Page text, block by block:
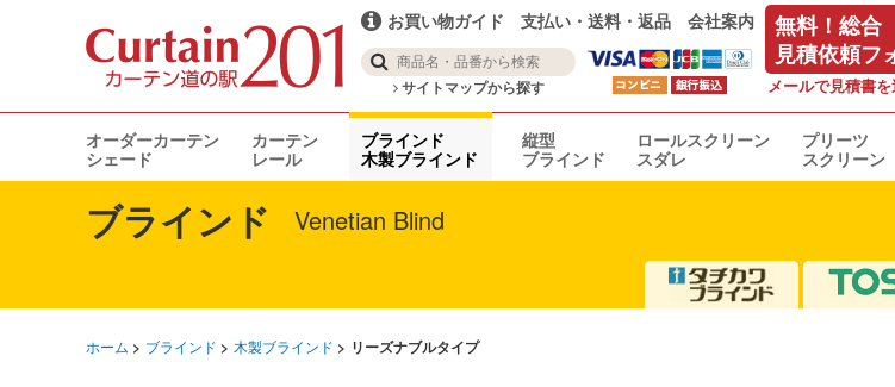
お買い物ガイド 支払い・送料・返品 会社案内
サイトマップから探す
無料！総合
見積依頼フ
メールで見積書を
オーダーカーテン
シェード
カーテン
レール
ブラインド
木製ブラインド
縦型
ブラインド
ロールスクリーン
スダレ
プリーツ
スクリーン
ブラインド Venetian Blind
ホーム ブラインド 木製ブラインド リーズナブルタイプ